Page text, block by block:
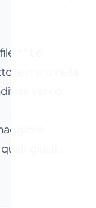
Le
restano nella
vanno
giusti.